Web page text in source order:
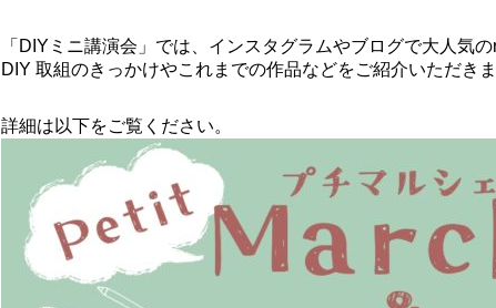
「DIYミニ講演会」では、インスタグラムやブログで大人気の
DIY 取組のきっかけやこれまでの作品などをご紹介いただき
詳細は以下をご覧ください。